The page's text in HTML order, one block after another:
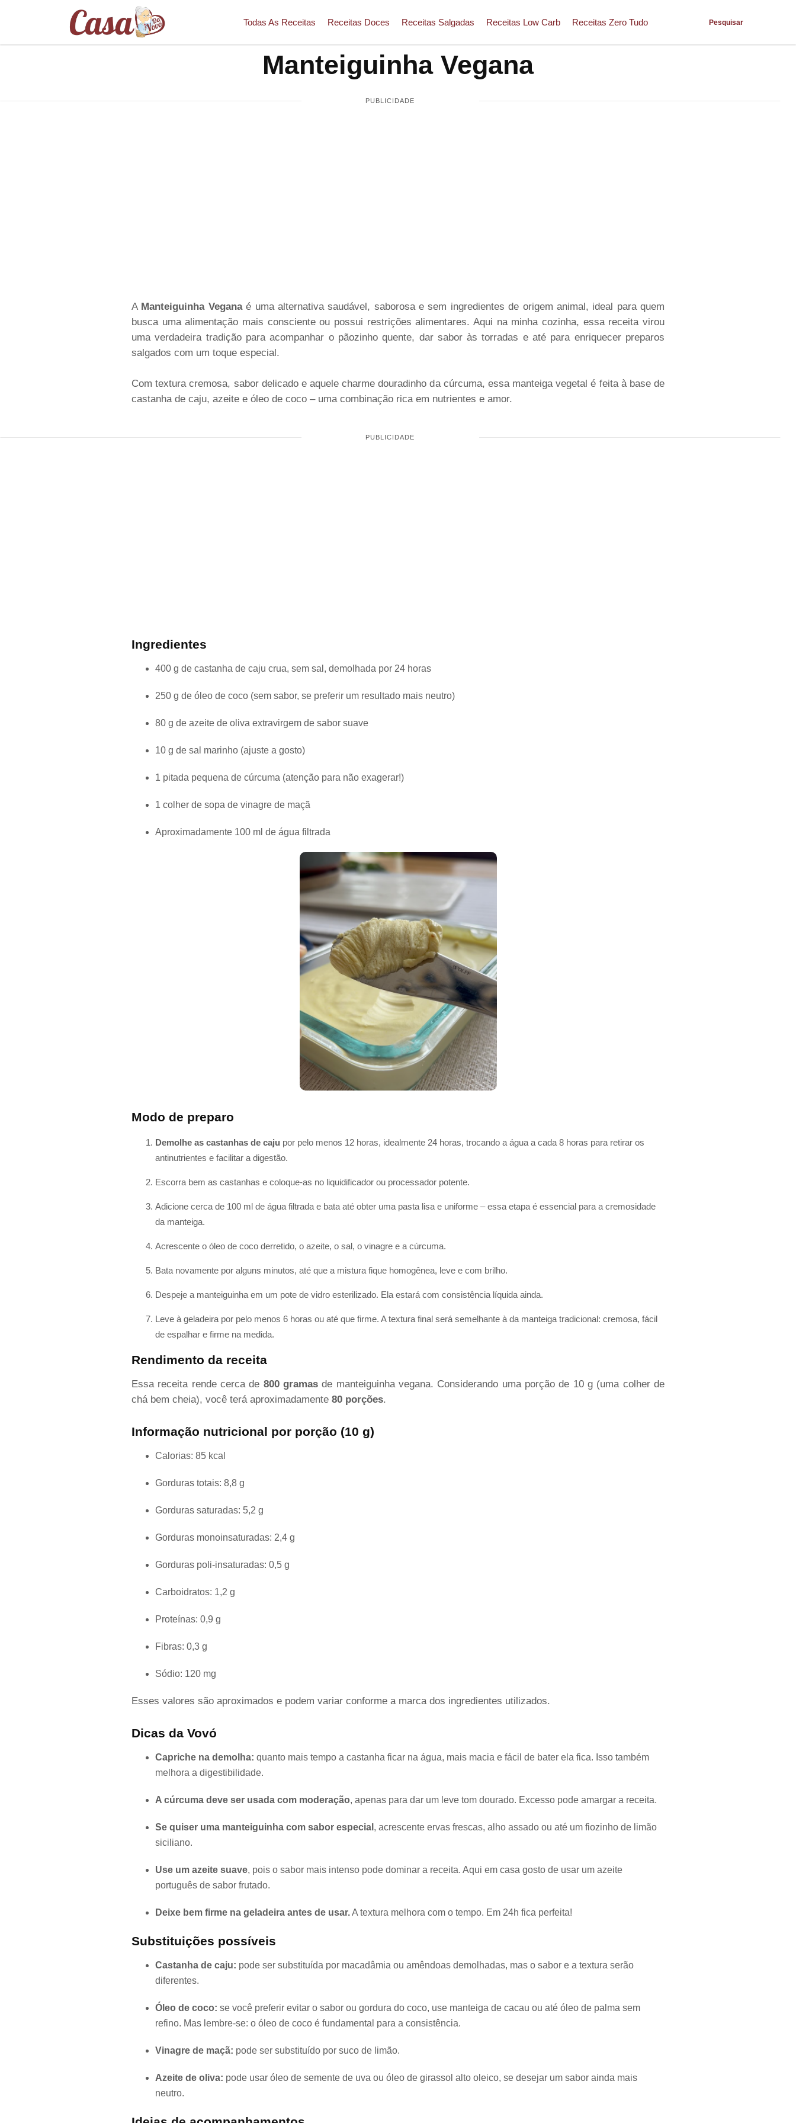
Todas As Receitas Receitas Doces Receitas Salgadas Receitas Low Carb Receitas Zero Tudo Pesquisar
Manteiguinha Vegana
A Manteiguinha Veganaé uma alternativa saudável, saborosa e sem ingredientes de origem animal, ideal para quem
busca uma alimentação mais consciente ou possui restrições alimentares. Aqui na minha cozinha, essa receita virou
uma verdadeira tradição para acompanhar o pãozinho quente, dar sabor às torradas e até para enriquecer preparos
salgados com um toque especial.
Com textura cremosa, sabor delicado e aquele charme douradinho da cúrcuma, essa manteiga vegetal é feita à base de
castanha de caju, azeite e óleo de coco – uma combinação rica em nutrientes e amor.
Ingredientes
400 g de castanha de caju crua, sem sal, demolhada por 24 horas
250 g de óleo de coco (sem sabor, se preferir um resultado mais neutro)
80 g de azeite de oliva extravirgem de sabor suave
10 g de sal marinho (ajuste a gosto)
1 pitada pequena de cúrcuma (atenção para não exagerar!)
1 colher de sopa de vinagre de maçã
Aproximadamente 100 ml de água filtrada
Modo de preparo
Demolhe as castanhas de caju por pelo menos 12 horas, idealmente 24 horas, trocando a água a cada 8 horas para retirar os
antinutrientes e facilitar a digestão.
Escorra bem as castanhas e coloque-as no liquidificador ou processador potente.
Adicione cerca de 100 ml de água filtrada e bata até obter uma pasta lisa e uniforme – essa etapa é essencial para a cremosidade
da manteiga.
Acrescente o óleo de coco derretido, o azeite, o sal, o vinagre e a cúrcuma.
Bata novamente por alguns minutos, até que a mistura fique homogênea, leve e com brilho.
Despeje a manteiguinha em um pote de vidro esterilizado. Ela estará com consistência líquida ainda.
Leve à geladeira por pelo menos 6 horas ou até que firme. A textura final será semelhante à da manteiga tradicional: cremosa, fácil
de espalhar e firme na medida.
Rendimento da receita
Essa receita rende cerca de 800 gramas de manteiguinha vegana. Considerando uma porção de 10 g (uma colher de
chá bem cheia), você terá aproximadamente 80 porções.
Informação nutricional por porção (10 g)
Calorias: 85 kcal
Gorduras totais: 8,8 g
Gorduras saturadas: 5,2 g
Gorduras monoinsaturadas: 2,4 g
Gorduras poli-insaturadas: 0,5 g
Carboidratos: 1,2 g
Proteínas: 0,9 g
Fibras: 0,3 g
Sódio: 120 mg
Esses valores são aproximados e podem variar conforme a marca dos ingredientes utilizados.
Dicas da Vovó
Capriche na demolha: quanto mais tempo a castanha ficar na água, mais macia e fácil de bater ela fica. Isso também
melhora a digestibilidade.
A cúrcuma deve ser usada com moderação, apenas para dar um leve tom dourado. Excesso pode amargar a receita.
Se quiser uma manteiguinha com sabor especial , acrescente ervas frescas, alho assado ou até um fiozinho de limão
siciliano.
Use um azeite suave, pois o sabor mais intenso pode dominar a receita. Aqui em casa gosto de usar um azeite
português de sabor frutado.
Deixe bem firme na geladeira antes de usar.A textura melhora com o tempo. Em 24h fica perfeita!
Substituições possíveis
Castanha de caju: pode ser substituída por macadâmia ou amêndoas demolhadas, mas o sabor e a textura serão
diferentes.
Óleo de coco: se você preferir evitar o sabor ou gordura do coco, use manteiga de cacau ou até óleo de palma sem
refino. Mas lembre-se: o óleo de coco é fundamental para a consistência.
Vinagre de maçã: pode ser substituído por suco de limão.
Azeite de oliva: pode usar óleo de semente de uva ou óleo de girassol alto oleico, se desejar um sabor ainda mais
neutro.